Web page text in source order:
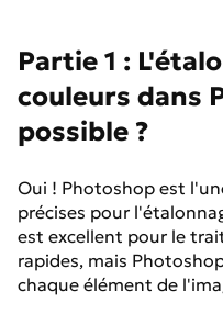
Partie 1 :
couleurs dans
possible ?
Oui ! Photoshop est
précises pour
est excellent pour le
rapides, mais
chaque élément de